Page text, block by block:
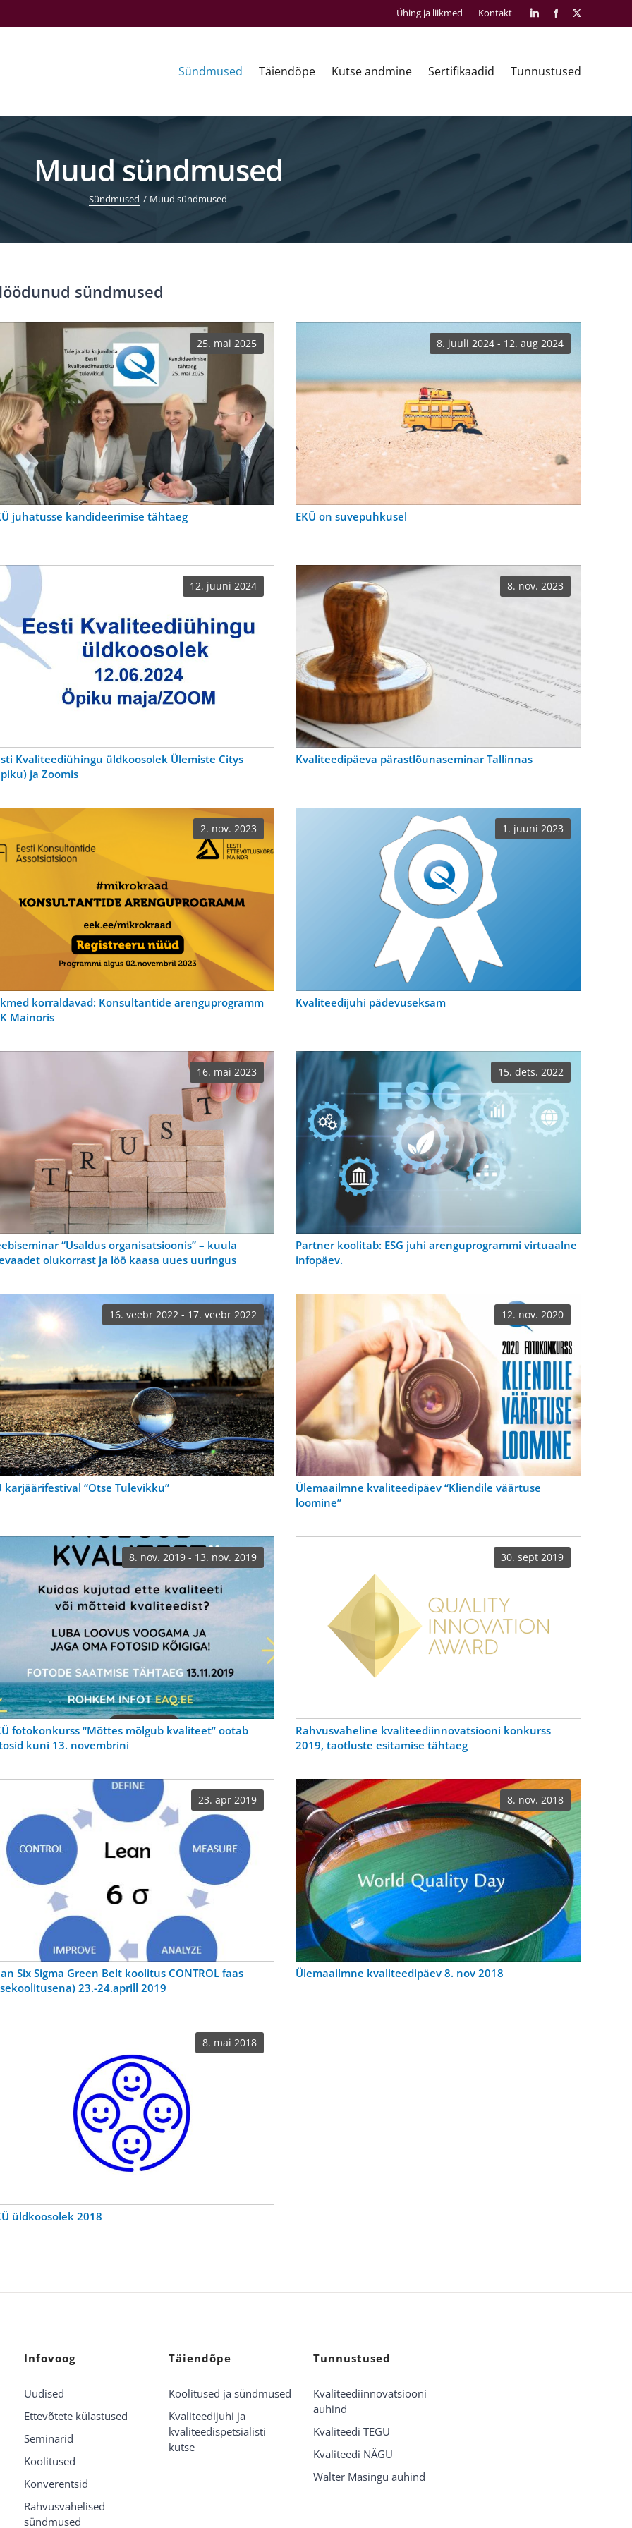
Ühing ja liikmed Kontakt LinkedInFacebook
Sündmused Täiendõpe Kutse andmine Sertifikaadid Tunnustused
Muud sündmused
Sündmused Muud sündmused
sündmused
25. mai 2025
juhatusse kandideerimise tähtaeg
8. juuli 2024 - 12. aug 2024
EKÜ on suvepuhkusel
12. juuni 2024
Kvaliteediühingu üldkoosolek Ülemiste Citys
ja Zoomis
8. nov. 2023
Kvaliteedipäeva pärastlõunaseminar Tallinnas
2. nov. 2023
korraldavad: Konsultantide arenguprogramm
Mainoris
1. juuni 2023
Kvaliteedijuhi pädevuseksam
16. mai 2023
“Usaldus organisatsioonis” – kuula
olukorrast ja löö kaasa uues uuringus
15. dets. 2022
Partner koolitab: ESG juhi arenguprogrammi virtuaalne
infopäev.
16. veebr 2022 - 17. veebr 2022
karjäärifestival “Otse Tulevikku”
12. nov. 2020
Ülemaailmne kvaliteedipäev “Kliendile väärtuse
loomine”
8. nov. 2019 - 13. nov. 2019
fotokonkurss “Mõttes mõlgub kvaliteet” ootab
kuni 13. novembrini
30. sept 2019
Rahvusvaheline kvaliteediinnovatsiooni konkurss
2019, taotluste esitamise tähtaeg
23. apr 2019
Six Sigma Green Belt koolitus CONTROL faas
23.-24.aprill 2019
8. nov. 2018
Ülemaailmne kvaliteedipäev 8. nov 2018
8. mai 2018
üldkoosolek 2018
Infovoog
Uudised
Ettevõtete külastused
Seminarid
Koolitused
Konverentsid
Rahvusvahelised
sündmused
Täiendõpe
Koolitused ja sündmused
Kvaliteedijuhi ja
kvaliteedispetsialisti
kutse
Tunnustused
Kvaliteediinnovatsiooni
auhind
Kvaliteedi TEGU
Kvaliteedi NÄGU
Walter Masingu auhind